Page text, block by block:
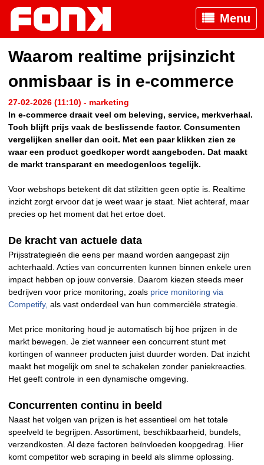
Menu
Waarom realtime prijsinzicht
onmisbaar is in e-commerce
27-02-2026 (11:10) - marketing
In e-commerce draait veel om beleving, service, merkverhaal.
Toch blijft prijs vaak de beslissende factor. Consumenten
vergelijken sneller dan ooit. Met een paar klikken zien ze
waar een product goedkoper wordt aangeboden. Dat maakt
de markt transparant en meedogenloos tegelijk.
Voor webshops betekent dit dat stilzitten geen optie is. Realtime
inzicht zorgt ervoor dat je weet waar je staat. Niet achteraf, maar
precies op het moment dat het ertoe doet.
De kracht van actuele data
Prijsstrategieën die eens per maand worden aangepast zijn
achterhaald. Acties van concurrenten kunnen binnen enkele uren
impact hebben op jouw conversie. Daarom kiezen steeds meer
bedrijven voor price monitoring, zoals price monitoring via
Competify, als vast onderdeel van hun commerciële strategie.
Met price monitoring houd je automatisch bij hoe prijzen in de
markt bewegen. Je ziet wanneer een concurrent stunt met
kortingen of wanneer producten juist duurder worden. Dat inzicht
maakt het mogelijk om snel te schakelen zonder paniekreacties.
Het geeft controle in een dynamische omgeving.
Concurrenten continu in beeld
Naast het volgen van prijzen is het essentieel om het totale
speelveld te begrijpen. Assortiment, beschikbaarheid, bundels,
verzendkosten. Al deze factoren beïnvloeden koopgedrag. Hier
komt competitor web scraping in beeld als slimme oplossing.